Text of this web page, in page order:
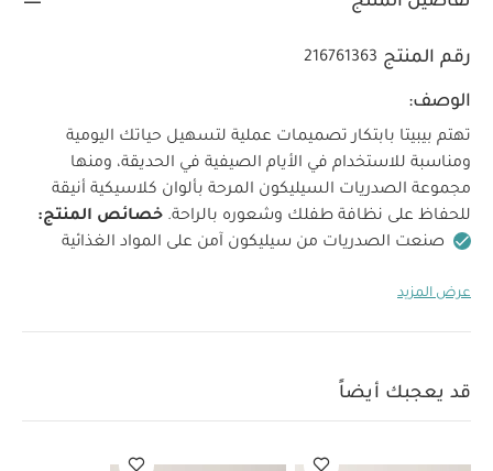
رقم المنتج 216761363
الوصف:
تهتم بيبيتا بابتكار تصميمات عملية لتسهيل حياتك اليومية
ومناسبة للاستخدام في الأيام الصيفية في الحديقة، ومنها
مجموعة الصدريات السيليكون المرحة بألوان كلاسيكية أنيقة
للحفاظ على نظافة طفلك وشعوره بالراحة. خصائص المنتج:
صنعت الصدريات من سيليكون آمن على المواد الغذائية
على فتحة الرقبة لمزيد من الراحة
تصميم غير سام ومضاد للبكتيريا
مواصفات المنتج:
الغذائية ومعتمد من إدارة الغذاء والدواء
قد يعجبك أيضاً:
عرض المزيد
قد يعجبك أيضاً